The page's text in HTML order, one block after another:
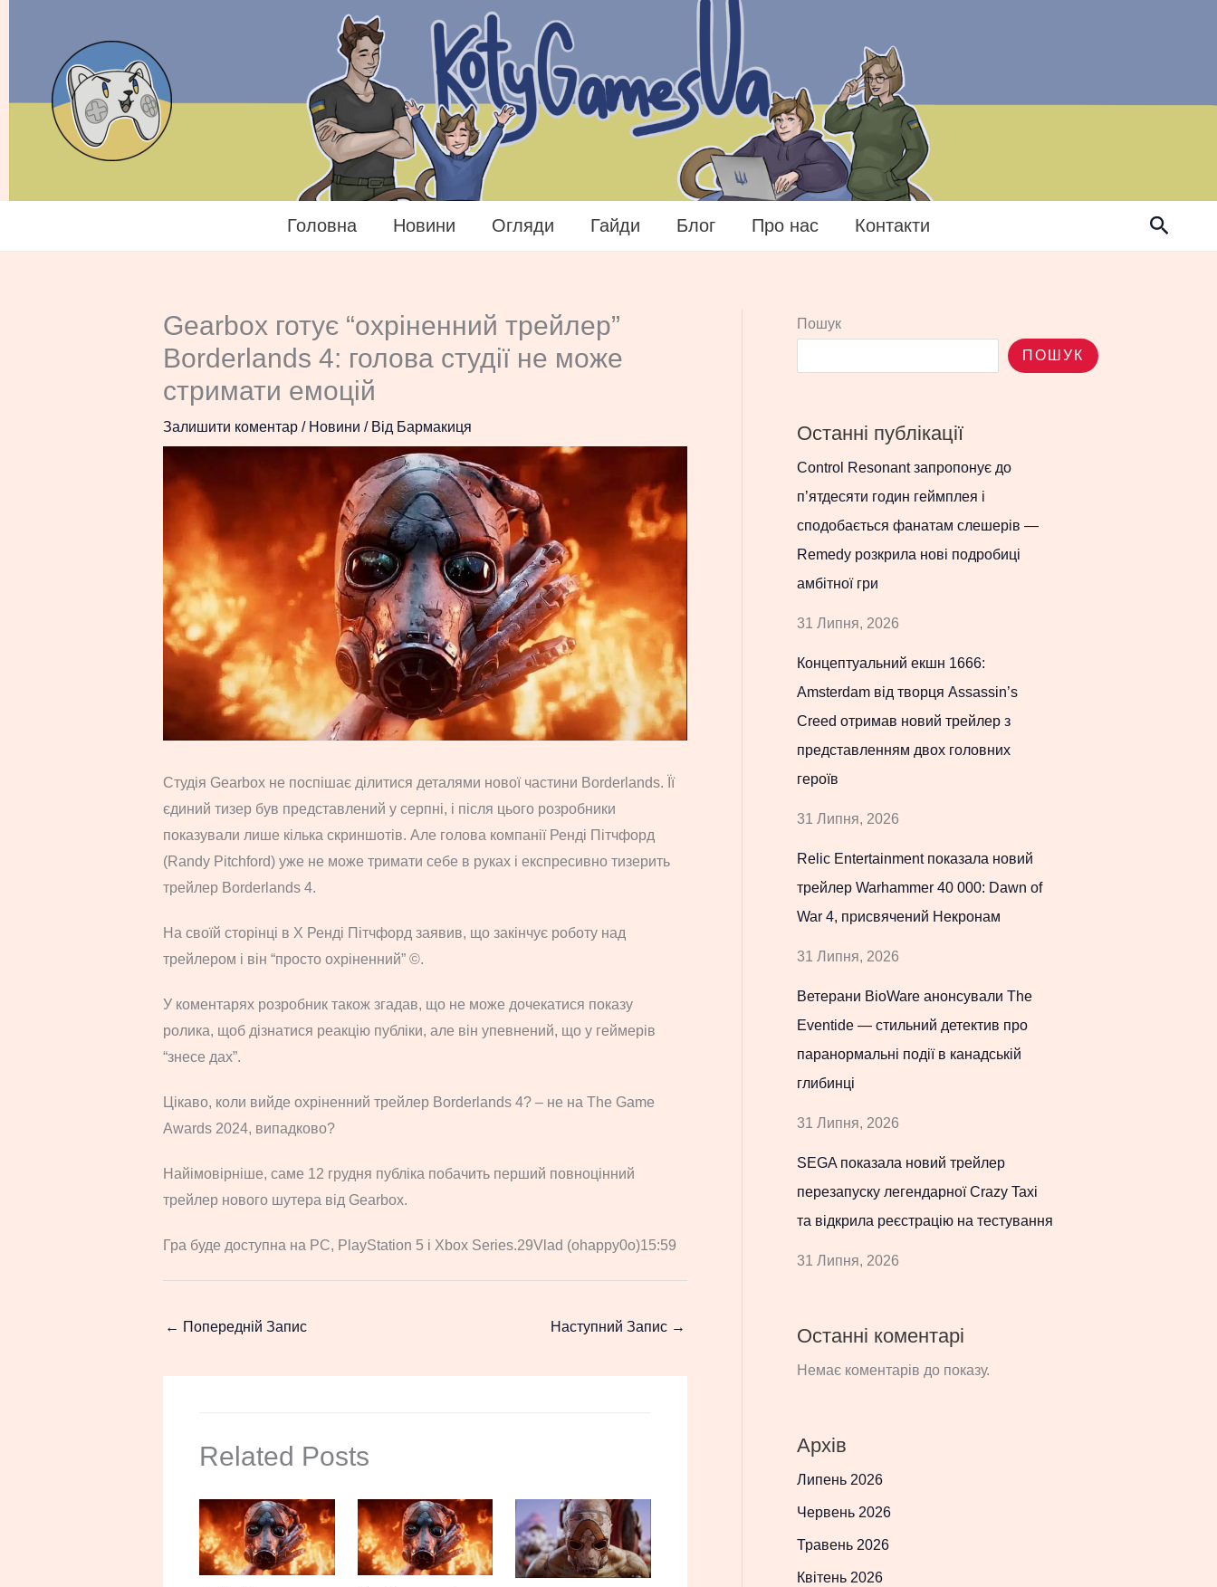
Головна Новини Огляди Гайди Блог Про нас Контакти Пошук
Gearbox готує “охріненний трейлер”
Borderlands 4: голова студії не може
стримати емоцій
Залишити коментар / Новини / Від Бармакиця
Студія Gearbox не поспішає ділитися деталями нової частини Borderlands. Її
єдиний тизер був представлений у серпні, і після цього розробники
показували лише кілька скриншотів. Але голова компанії Ренді Пітчфорд
(Randy Pitchford) уже не може тримати себе в руках і експресивно тизерить
трейлер Borderlands 4.
На своїй сторінці в X Ренді Пітчфорд заявив, що закінчує роботу над
трейлером і він “просто охріненний” ©.
У коментарях розробник також згадав, що не може дочекатися показу
ролика, щоб дізнатися реакцію публіки, але він упевнений, що у геймерів
“знесе дах”.
Цікаво, коли вийде охріненний трейлер Borderlands 4? – не на The Game
Awards 2024, випадково?
Найімовірніше, саме 12 грудня публіка побачить перший повноцінний
трейлер нового шутера від Gearbox.
Гра буде доступна на PC, PlayStation 5 і Xbox Series.29Vlad (ohappy0o)15:59
← Попередній Запис Наступний Запис →
Related Posts
Пошук
ПОШУК
Останні публікації
Control Resonant запропонує до
п’ятдесяти годин геймплея і
сподобається фанатам слешерів —
Remedy розкрила нові подробиці
амбітної гри
31 Липня, 2026
Концептуальний екшн 1666:
Amsterdam від творця Assassin’s
Creed отримав новий трейлер з
представленням двох головних
героїв
31 Липня, 2026
Relic Entertainment показала новий
трейлер Warhammer 40 000: Dawn of
War 4, присвячений Некронам
31 Липня, 2026
Ветерани BioWare анонсували The
Eventide — стильний детектив про
паранормальні події в канадській
глибинці
31 Липня, 2026
SEGA показала новий трейлер
перезапуску легендарної Crazy Taxi
та відкрила реєстрацію на тестування
31 Липня, 2026
Останні коментарі
Немає коментарів до показу.
Архів
Липень 2026
Червень 2026
Травень 2026
Квітень 2026